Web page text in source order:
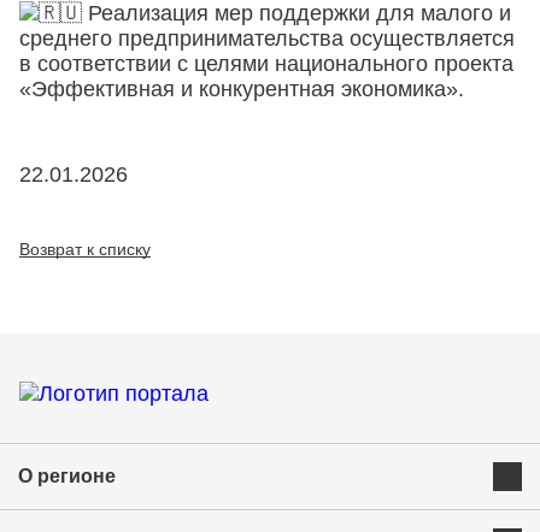
Реализация мер поддержки для малого и
среднего предпринимательства осуществляется
в соответствии с целями национального проекта
«Эффективная и конкурентная экономика».
22.01.2026
Возврат к списку
О регионе